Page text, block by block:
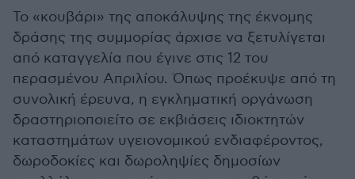
Το «κουβάρι» της αποκάλυψης της έκνομης
δράσης της συμμορίας άρχισε να ξετυλίγεται
από καταγγελία που έγινε στις 12 του
περασμένου Απριλίου. Όπως προέκυψε από τη
συνολική έρευνα, η εγκληματική οργάνωση
δραστηριοποιείτο σε εκβιάσεις ιδιοκτητών
καταστημάτων υγειονομικού ενδιαφέροντος,
δωροδοκίες και δωροληψίες δημοσίων